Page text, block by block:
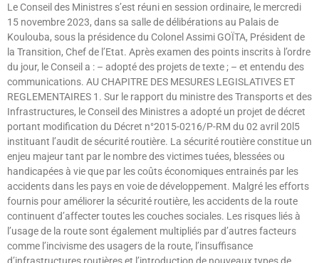
Le Conseil des Ministres s’est réuni en session ordinaire, le mercredi
15 novembre 2023, dans sa salle de délibérations au Palais de
Koulouba, sous la présidence du Colonel Assimi GOÏTA, Président de
la Transition, Chef de l’Etat. Après examen des points inscrits à l’ordre
du jour, le Conseil a : – adopté des projets de texte ; – et entendu des
communications. AU CHAPITRE DES MESURES LEGISLATIVES ET
REGLEMENTAIRES 1. Sur le rapport du ministre des Transports et des
Infrastructures, le Conseil des Ministres a adopté un projet de décret
portant modification du Décret n°2015-0216/P-RM du 02 avril 20l5
instituant l’audit de sécurité routière. La sécurité routière constitue un
enjeu majeur tant par le nombre des victimes tuées, blessées ou
handicapées à vie que par les coûts économiques entrainés par les
accidents dans les pays en voie de développement. Malgré les efforts
fournis pour améliorer la sécurité routière, les accidents de la route
continuent d’affecter toutes les couches sociales. Les risques liés à
l’usage de la route sont également multipliés par d’autres facteurs
comme l’incivisme des usagers de la route, l’insuffisance
d’infrastructures routières et l’introduction de nouveaux types de